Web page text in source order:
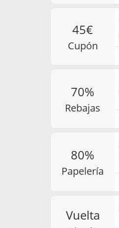
45€
cupón
70%
rebajas
80%
papelería
vuelta